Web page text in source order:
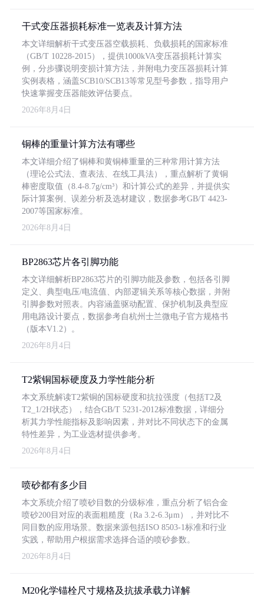
干式变压器损耗标准一览表及计算方法
本文详细解析干式变压器空载损耗、负载损耗的国家标准
（GB/T 10228-2015），提供1000kVA变压器损耗计算实
例，分步骤说明变损计算方法，并附电力变压器损耗计算
实例表格，涵盖SCB10/SCB13等常见型号参数，指导用户
快速掌握变压器能效评估要点。
2026年8月4日
铜棒的重量计算方法有哪些
本文详细介绍了铜棒和黄铜棒重量的三种常用计算方法
（理论公式法、查表法、在线工具法），重点解析了黄铜
棒密度取值（8.4-8.7g/cm³）和计算公式的差异，并提供实
际计算案例、误差分析及选材建议，数据参考GB/T 4423-
2007等国家标准。
2026年8月4日
BP2863芯片各引脚功能
本文详细解析BP2863芯片的引脚功能及参数，包括各引脚
定义、典型电压/电流值、内部逻辑关系等核心数据，并附
引脚参数对照表。内容涵盖驱动配置、保护机制及典型应
用电路设计要点，数据参考自杭州士兰微电子官方规格书
（版本V1.2）。
2026年8月4日
T2紫铜国标硬度及力学性能分析
本文系统解读T2紫铜的国标硬度和抗拉强度（包括T2及
T2_1/2H状态），结合GB/T 5231-2012标准数据，详细分
析其力学性能指标及影响因素，并对比不同状态下的金属
特性差异，为工业选材提供参考。
2026年8月4日
喷砂都有多少目
本文系统介绍了喷砂目数的分级标准，重点分析了铝合金
喷砂200目对应的表面粗糙度（Ra 3.2-6.3μm），并对比不
同目数的应用场景。数据来源包括ISO 8503-1标准和行业
实践，帮助用户根据需求选择合适的喷砂参数。
2026年8月4日
M20化学锚栓尺寸规格及抗拔承载力详解